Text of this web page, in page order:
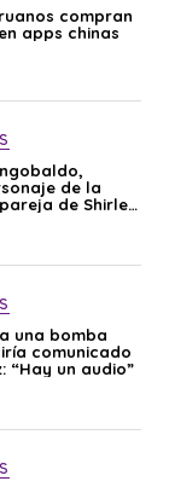
compran
apps chinas
de la
de Shirley
una bomba
comunicado
“Hay un audio”